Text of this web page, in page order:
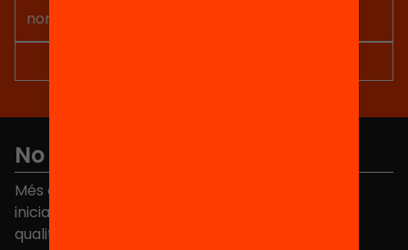
No et perdis res
Més de 40.000 persones ja han triat Equitat. Rep
iniciatives, propostes i projectes per millorar la
qualitat de l'educació a Catalunya.